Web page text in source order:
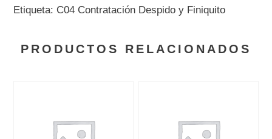
Etiqueta: C04 Contratación Despido y Finiquito
PRODUCTOS RELACIONADOS